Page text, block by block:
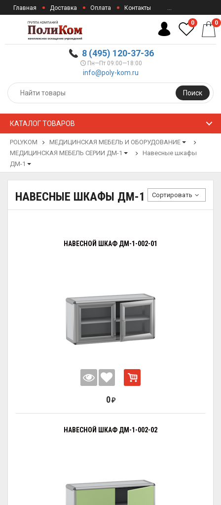
Главная Доставка Оплата Контакты ...
8 (495) 120-37-36
Пн—Пт 09:00—18:00
info@poly-kom.ru
Поиск
0 0
КАТАЛОГ ТОВАРОВ
POLYKOM
МЕДИЦИНСКАЯ МЕБЕЛЬ И ОБОРУДОВАНИЕ
МЕДИЦИНСКАЯ МЕБЕЛЬ СЕРИИ ДМ-1
Навесные шкафы
ДМ-1
НАВЕСНЫЕ ШКАФЫ ДМ-1 Сортировать
НАВЕСНОЙ ШКАФ ДМ-1-002-01
0 ₽
НАВЕСНОЙ ШКАФ ДМ-1-002-02